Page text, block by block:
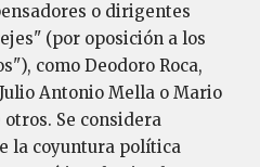
o dirigentes
(por oposición a los
como Deodoro Roca,
Antonio Mella o Mario
Se considera
la coyuntura política